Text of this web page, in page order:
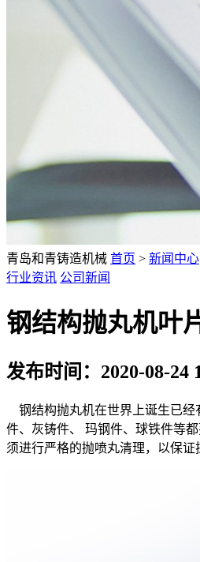
青岛和青铸造机械 首页 > 新闻中心
行业资讯 公司新闻
钢结构抛丸机叶
发布时间：2020-08-24
钢结构抛丸机在世界上诞生已经
件、灰铸件、 玛钢件、球铁件等
须进行严格的抛喷丸清理，以保证